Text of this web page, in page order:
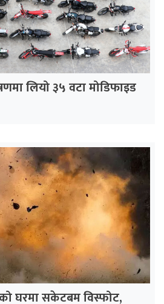
लियो ३५ वटा मोडिफाइड
घरमा सकेटबम विस्फोट,